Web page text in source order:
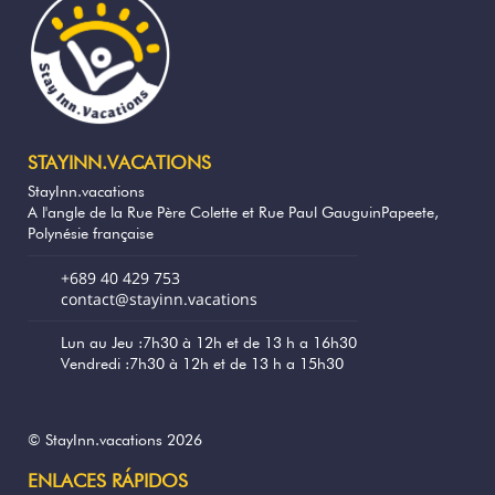
su estancia.
✨ Este alojamiento combina modernidad,
autenticidad polinesia y un entorno
tropical, a solo 10 minutos de la playa de
Estudio para hasta 3 personas
Terraza panorámica común con vista a la
laguna y las montañas
Reina de cama + cama adicional posible
comunes acogedores (barbacoa, zonas
STAYINN.VACATIONS
StayInn.vacations
A l'angle de la Rue Père Colette et Rue Paul GauguinPapeete,
Polynésie française
+689 40 429 753
contact@stayinn.vacations
Lun au Jeu :7h30 à 12h et de 13 h a 16h30
Vendredi :7h30 à 12h et de 13 h a 15h30
© StayInn.vacations 2026
ENLACES RÁPIDOS